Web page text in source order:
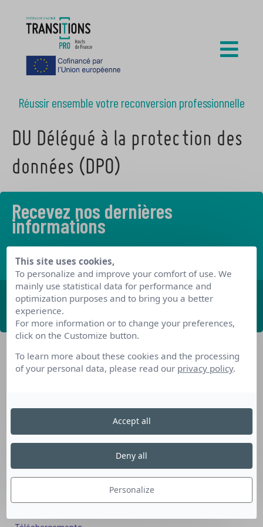
Réussir ensemble votre reconversion professionnelle
DU Délégué à la protection des
données (DPO)
Recevez nos dernières
informations
ABONNEZ-VOUS
Nos dispositifs pour se reconvertir
Nos solutions aux entreprises
Solution Seniors+
Nos services aux organismes de formation
This site uses cookies,
To personalize and improve your comfort of use. We
mainly use statistical data for performance and
optimization purposes and to bring you a better
experience.
For more information or to change your preferences,
click on the Customize button.
To learn more about these cookies and the processing
of your personal data, please read our privacy policy.
Personalize
Deny all
Accept all